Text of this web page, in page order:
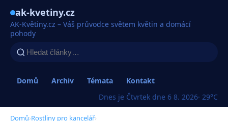
ak-kvetiny.cz
AK-Květiny.cz – Váš průvodce světem květin a domácí
pohody
Domů Archiv Témata
Kontakt
Dnes je Čtvrtek dne 6 8. 2026· 29°C
Domů›Rostliny pro kancelář›